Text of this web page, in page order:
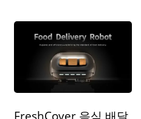
FreshCover 음식 배달